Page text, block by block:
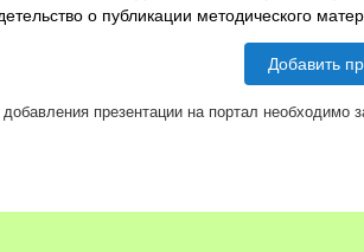
о публикации методического
Добавить
презентации на портал необходимо